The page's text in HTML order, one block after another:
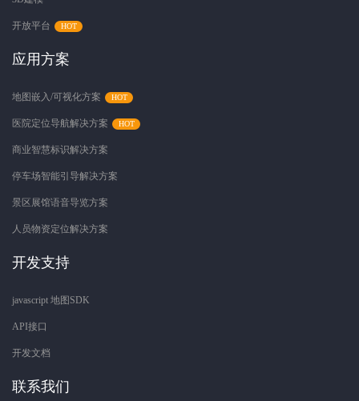
开放平台
应用方案
地图嵌入/可视化方案
医院定位导航解决方案
商业智慧标识解决方案
停车场智能引导解决方案
景区展馆语音导览方案
人员物资定位解决方案
开发支持
javascript 地图SDK
API接口
开发文档
联系我们